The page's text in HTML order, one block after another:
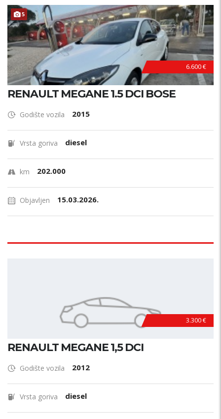
5
6.600 €
RENAULT MEGANE 1.5 DCI BOSE
Godište vozila 2015
Vrsta goriva diesel
km 202.000
Objavljen 15.03.2026.
3.300 €
RENAULT MEGANE 1,5 DCI
Godište vozila 2012
Vrsta goriva diesel